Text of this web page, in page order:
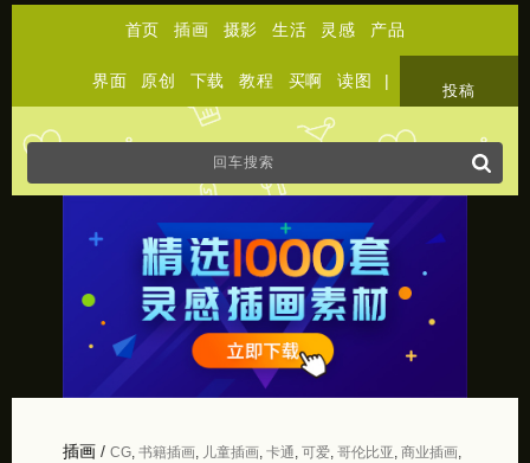
首页 插画 摄影 生活 灵感 产品
界面 原创 下载 教程 买啊 读图 |
投稿
插画/ CG, 书籍插画, 儿童插画, 卡通 可爱, 哥伦比亚 商业插画,